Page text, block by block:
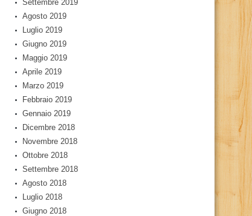
Settembre 2019
Agosto 2019
Luglio 2019
Giugno 2019
Maggio 2019
Aprile 2019
Marzo 2019
Febbraio 2019
Gennaio 2019
Dicembre 2018
Novembre 2018
Ottobre 2018
Settembre 2018
Agosto 2018
Luglio 2018
Giugno 2018